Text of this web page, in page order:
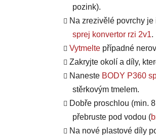
pozink).
Na zrezivělé povrchy
sprej konvertor rzi 2v1.
Vytmelte případné
Zakryjte okolí a díly,
Naneste BODY P360
stěrkovým tmelem.
Dobře proschlou (min.
přebruste pod vodou (
Na nové plastové díly